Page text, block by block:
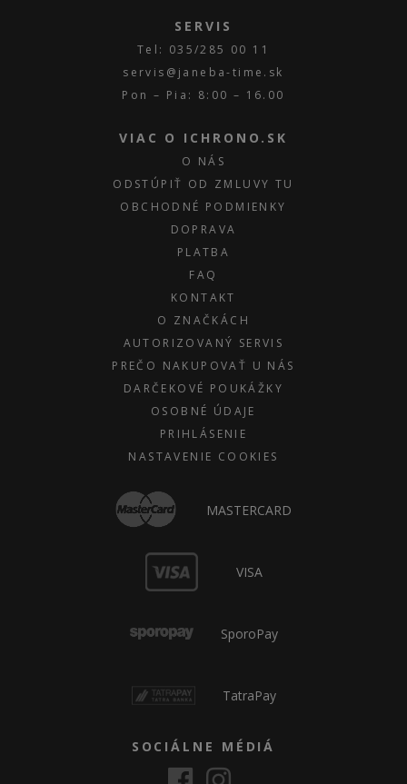
SERVIS
Tel: 035/285 00 11
servis@janeba-time.sk
Pon – Pia: 8:00 – 16.00
VIAC O ICHRONO.SK
O NÁS
ODSTÚPIŤ OD ZMLUVY TU
OBCHODNÉ PODMIENKY
DOPRAVA
PLATBA
FAQ
KONTAKT
O ZNAČKÁCH
AUTORIZOVANÝ SERVIS
PREČO NAKUPOVAŤ U NÁS
DARČEKOVÉ POUKÁŽKY
OSOBNÉ ÚDAJE
PRIHLÁSENIE
NASTAVENIE COOKIES
MASTERCARD
VISA
SporoPay
TatraPay
SOCIÁLNE MÉDIÁ